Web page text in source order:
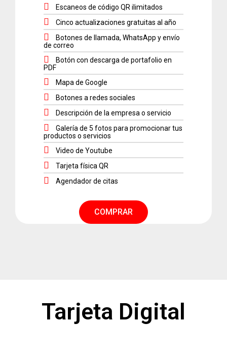
Escaneos de código QR ilimitados
Cinco actualizaciones gratuitas al año
Botones de llamada, WhatsApp y envío
de correo
Botón con descarga de portafolio en
PDF
Mapa de Google
Botones a redes sociales
Descripción de la empresa o servicio
Galería de 5 fotos para promocionar tus
productos o servicios
Video de Youtube
Tarjeta física QR
Agendador de citas
COMPRAR
Tarjeta Digital